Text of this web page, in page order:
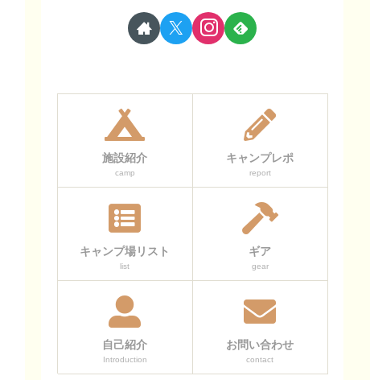
施設紹介
camp
キャンプレポ
report
キャンプ場リスト
list
ギア
gear
自己紹介
Introduction
お問い合わせ
contact